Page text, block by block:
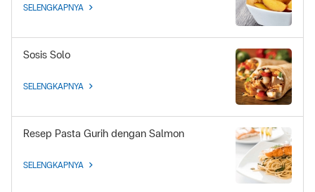
SELENGKAPNYA
Sosis Solo
SELENGKAPNYA
Resep Pasta Gurih dengan Salmon
SELENGKAPNYA